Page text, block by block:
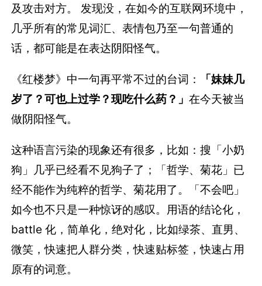
及攻击对方。 发现没，在如今的互联网环境中，
几乎所有的常见词汇、表情包乃至一句普通的
话，都可能是在表达阴阳怪气。
《红楼梦》中一句再平常不过的台词：
「妹妹几
岁了？可也上过学？现吃什么药？」在今天被当
做阴阳怪气。
这种语言污染的现象还有很多，比如：搜「小奶
狗」几乎已经看不见狗子了；「哲学、菊花」已
经不能作为纯粹的哲学、菊花用了。「不会吧」
如今也不只是一种惊讶的感叹。用语的结论化，
battle 化，简单化，绝对化，比如绿茶、直男、
微笑，快速把人群分类，快速贴标签，快速占用
原有的词意。